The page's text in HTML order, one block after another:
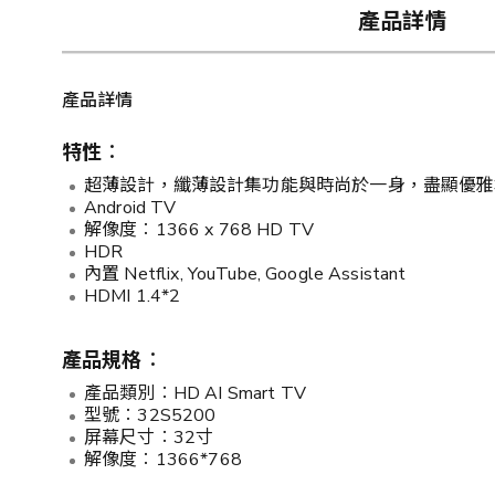
產品詳情
產品詳情
特性︰
超薄設計，纖薄設計集功能與時尚於一身，盡顯優
Android TV
解像度︰1366 x 768 HD TV
HDR
內置 Netflix, YouTube, Google Assistant
HDMI 1.4*2
產品規格︰
產品類別︰HD AI Smart TV
型號︰32S5200
屏幕尺寸︰32寸
解像度︰1366*768